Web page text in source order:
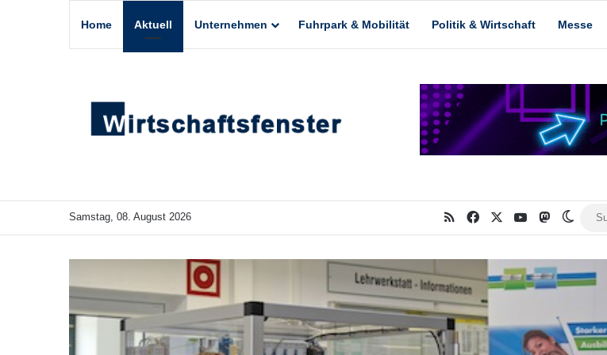
Home Aktuell Unternehmen Fuhrpark & Mobilität Politik & Wirtschaft Messe
Samstag, 08. August 2026 RSS Facebook YouTubeMastodon
Skin